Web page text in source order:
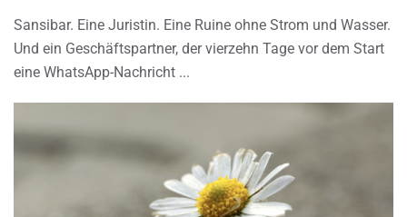
Sansibar. Eine Juristin. Eine Ruine ohne Strom und Wasser.
Und ein Geschäftspartner, der vierzehn Tage vor dem Start
eine WhatsApp-Nachricht